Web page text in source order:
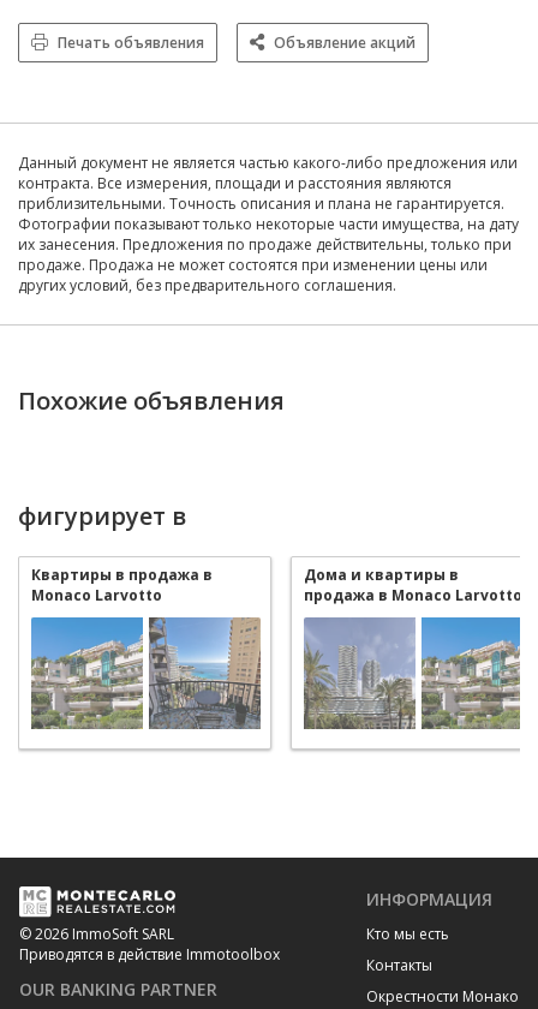
Печать объявления Объявление акций
Данный документ не является частью какого-либо предложения или
контракта. Все измерения, площади и расстояния являются
приблизительными. Точность описания и плана не гарантируется.
Фотографии показывают только некоторые части имущества, на дату
их занесения. Предложения по продаже действительны, только при
продаже. Продажа не может состоятся при изменении цены или
других условий, без предварительного соглашения.
Похожие объявления
фигурирует в
Квартиры в продажа в
Monaco Larvotto
Дома и квартиры в
продажа в Monaco Larvotto
© 2026 ImmoSoft SARL
Приводятся в действие Immotoolbox
OUR BANKING PARTNER
ИНФОРМАЦИЯ
Кто мы есть
Контакты
Окрестности Монако